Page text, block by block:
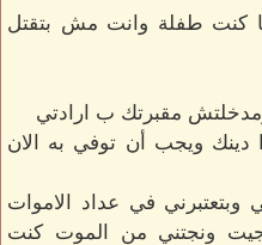
كنت طفلة وانت مش بتقتل
مقبرتك ب ارادتي
دينك ويجب أن توفي به الان
في عداد الاموات
جيت ونجتني من الموت كنت